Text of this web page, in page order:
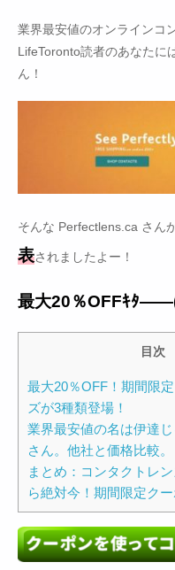
業界最安値のオンラインコ
LifeToronto読者のあなたに
ん！
そんな Perfectlens.ca さんか
表されましたよー！
最大20％OFFｷﾀ
目次
最大20％OFF！期間限
ズが3種類登場！
業界最安値の名は伊達
さん。他社と価格比較。
まとめ：コンタクトレ
ら絶対今！期間限定ク